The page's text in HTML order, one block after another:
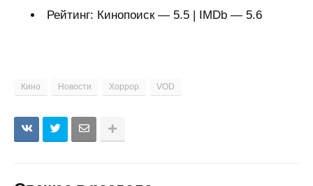
Рейтинг: Кинопоиск — 5.5 | IMDb — 5.6
Кино Новости Хоррор VOD